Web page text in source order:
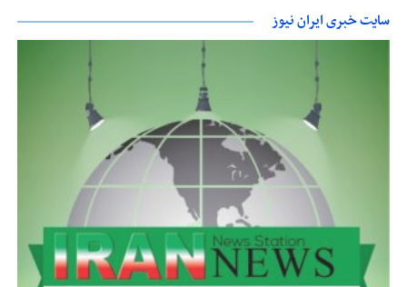
سایت خبری ایران نیوز